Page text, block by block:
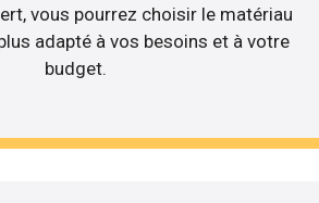
vous pourrez choisir le matériau
adapté à vos besoins et à votre
budget.